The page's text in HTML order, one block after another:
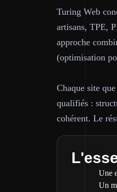
Turing Web
artisans, TPE,
approche
(optimisation
Chaque site
qualifiés :
cohérent. Le
Une
Un